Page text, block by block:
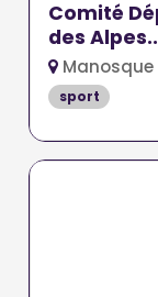
Comité
des
sport